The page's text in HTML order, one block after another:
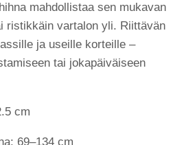
mahdollistaa sen mukavan
ristikkäin vartalon yli. Riittävän
ja useille korteille –
tai jokapäiväiseen
cm
69–134 cm